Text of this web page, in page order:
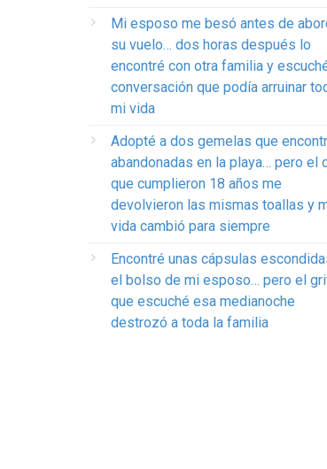
Mi esposo me besó antes de
su vuelo… dos horas después lo
encontré con otra familia y
conversación que podía arruinar
mi vida
Adopté a dos gemelas que
abandonadas en la playa… pero el
que cumplieron 18 años me
devolvieron las mismas toallas y
vida cambió para siempre
Encontré unas cápsulas
el bolso de mi esposo… pero el
que escuché esa medianoche
destrozó a toda la familia